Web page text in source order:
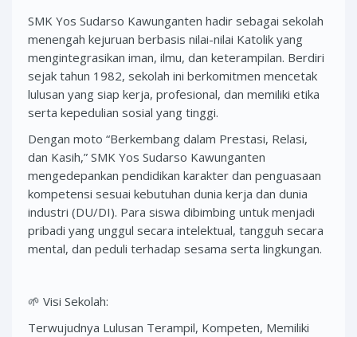
SMK Yos Sudarso Kawunganten hadir sebagai sekolah
menengah kejuruan berbasis nilai-nilai Katolik yang
mengintegrasikan iman, ilmu, dan keterampilan. Berdiri
sejak tahun 1982, sekolah ini berkomitmen mencetak
lulusan yang siap kerja, profesional, dan memiliki etika
serta kepedulian sosial yang tinggi.
Dengan moto “Berkembang dalam Prestasi, Relasi,
dan Kasih,” SMK Yos Sudarso Kawunganten
mengedepankan pendidikan karakter dan penguasaan
kompetensi sesuai kebutuhan dunia kerja dan dunia
industri (DU/DI). Para siswa dibimbing untuk menjadi
pribadi yang unggul secara intelektual, tangguh secara
mental, dan peduli terhadap sesama serta lingkungan.
🌱 Visi Sekolah:
Terwujudnya Lulusan Terampil, Kompeten, Memiliki